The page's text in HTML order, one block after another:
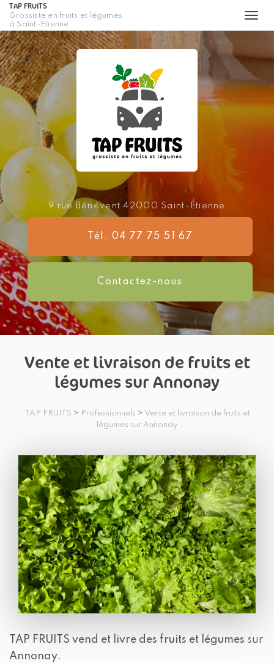
Aller
au
contenu
principal
TAP FRUITS
Grossiste en fruits et légumes
à Saint-Étienne
9 rue Bénévent42000 Saint-Étienne
Tél. 04 77 75 51 67
Contactez-nous
Vente et livraison de fruits et
légumes sur Annonay
TAP FRUITS > Professionnels > Vente et livraison de fruits et
légumes sur Annonay
TAP FRUITS vend et livre des fruits et légumes sur
Annonay.